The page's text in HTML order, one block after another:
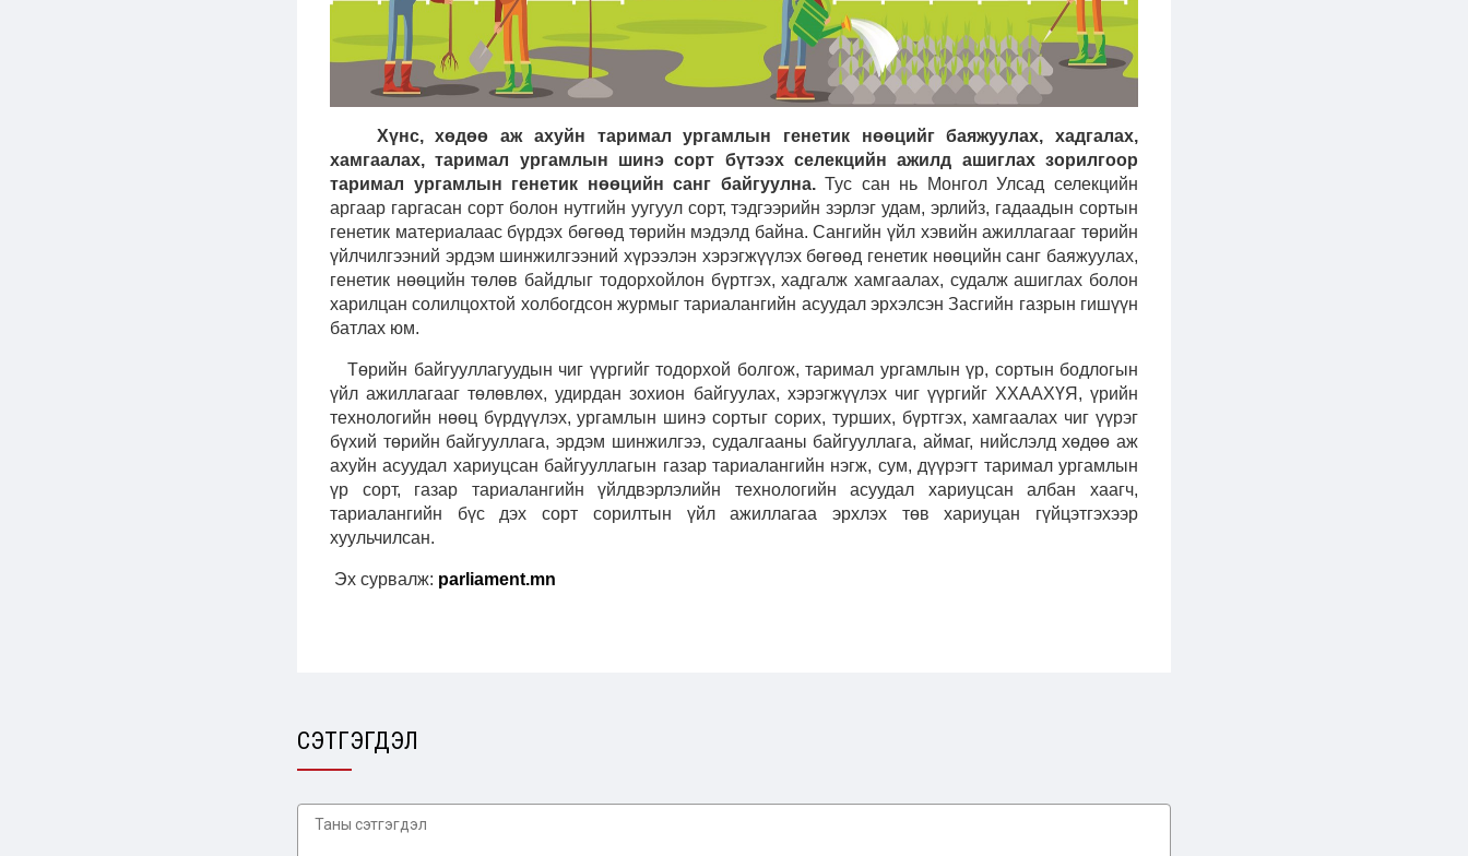
Хүнс, хөдөө аж ахуйн таримал ургамлын генетик нөөцийг баяжуулах, хадгалах,
хамгаалах, таримал ургамлын шинэ сорт бүтээх селекцийн ажилд ашиглах зорилгоор
таримал ургамлын генетик нөөцийн санг байгуулна.Тус сан нь Монгол Улсад селекцийн
аргаар гаргасан сорт болон нутгийн уугуул сорт, тэдгээрийн зэрлэг удам, эрлийз, гадаадын сортын
генетик материалаас бүрдэх бөгөөд төрийн мэдэлд байна. Сангийн үйл хэвийн ажиллагааг төрийн
үйлчилгээний эрдэм шинжилгээний хүрээлэн хэрэгжүүлэх бөгөөд генетик нөөцийн санг баяжуулах,
генетик нөөцийн төлөв байдлыг тодорхойлон бүртгэх, хадгалж хамгаалах, судалж ашиглах болон
харилцан солилцохтой холбогдсон журмыг тариалангийн асуудал эрхэлсэн Засгийн газрын гишүүн
батлах юм.
Төрийн байгууллагуудын чиг үүргийг тодорхой болгож, таримал ургамлын үр, сортын бодлогын
үйл ажиллагааг төлөвлөх, удирдан зохион байгуулах, хэрэгжүүлэх чиг үүргийг ХХААХҮЯ, үрийн
технологийн нөөц бүрдүүлэх, ургамлын шинэ сортыг сорих, турших, бүртгэх, хамгаалах чиг үүрэг
бүхий төрийн байгууллага, эрдэм шинжилгээ, судалгааны байгууллага, аймаг, нийслэлд хөдөө аж
ахуйн асуудал хариуцсан байгууллагын газар тариалангийн нэгж, сум, дүүрэгт таримал ургамлын
үр сорт, газар тариалангийн үйлдвэрлэлийн технологийн асуудал хариуцсан албан хаагч,
тариалангийн бүс дэх сорт сорилтын үйл ажиллагаа эрхлэх төв хариуцан гүйцэтгэхээр
хуульчилсан.
Эх сурвалж: parliament.mn
СЭТГЭГДЭЛ